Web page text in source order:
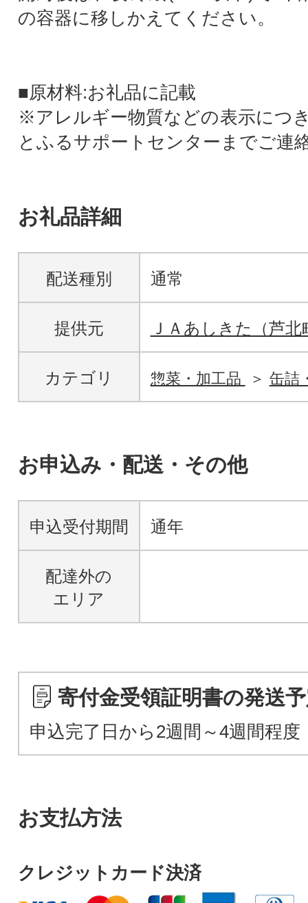
の容器に移しかえてください。
■原材料:お礼品に記載
※アレルギー物質などの表示につ
とふるサポートセンターまでご連
お礼品詳細
配送種別 通常
提供元 ＪＡあしきた（芦北
カテゴリ 惣菜・加工品 缶詰
お申込み・配送・その他
申込受付期間 通年
配達外の
エリア
寄付金受領証明書の発送
申込完了日から2週間～4週間程度
お支払方法
クレジットカード決済